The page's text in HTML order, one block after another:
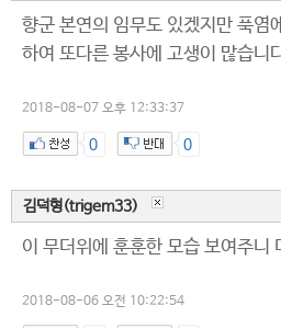
향군 본연의 임무도 있겠지만 푹염
하여 또다른 봉사에 고생이 많습니
2018-08-07 오후 12:33:37
0 0
김덕형(trigem33)
이 무더위에 훈훈한 모습 보여주니
2018-08-06 오전 10:22:54